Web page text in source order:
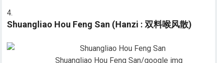
Shuangliao Hou Feng San (Hanzi : 双料喉风散)
Shuangliao Hou Feng San/google img